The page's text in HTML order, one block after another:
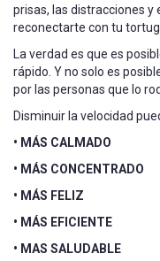
prisas, las distracciones y
reconectarte con tu
La verdad es que es
rápido. Y no solo es
por las personas que lo
Disminuir la velocidad
• MÁS CALMADO
• MÁS CONCENTRADO
• MÁS FELIZ
• MÁS EFICIENTE
• MAS SALUDABLE